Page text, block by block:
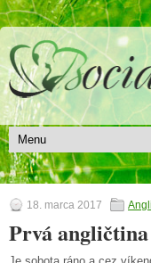
18. marca 2017
Prvá